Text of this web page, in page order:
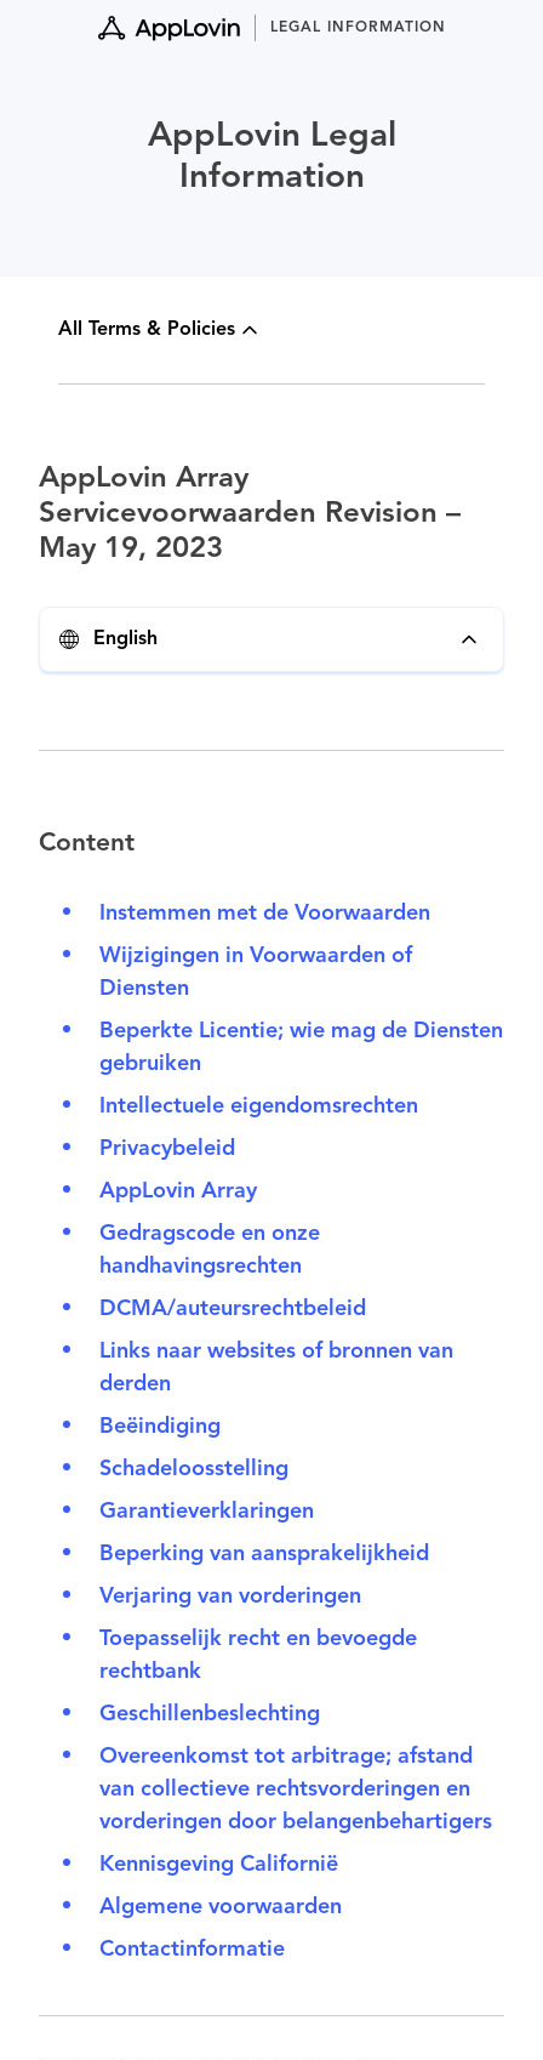
LEGAL INFORMATION
AppLovin Legal
Information
All Terms & Policies
AppLovin Array
Servicevoorwaarden Revision –
May 19, 2023
English
Content
Instemmen met de Voorwaarden
Wijzigingen in Voorwaarden of
Diensten
Beperkte Licentie; wie mag de Diensten
gebruiken
Intellectuele eigendomsrechten
Privacybeleid
AppLovin Array
Gedragscode en onze
handhavingsrechten
DCMA/auteursrechtbeleid
Links naar websites of bronnen van
derden
Beëindiging
Schadeloosstelling
Garantieverklaringen
Beperking van aansprakelijkheid
Verjaring van vorderingen
Toepasselijk recht en bevoegde
rechtbank
Geschillenbeslechting
Overeenkomst tot arbitrage; afstand
van collectieve rechtsvorderingen en
vorderingen door belangenbehartigers
Kennisgeving Californië
Algemene voorwaarden
Contactinformatie